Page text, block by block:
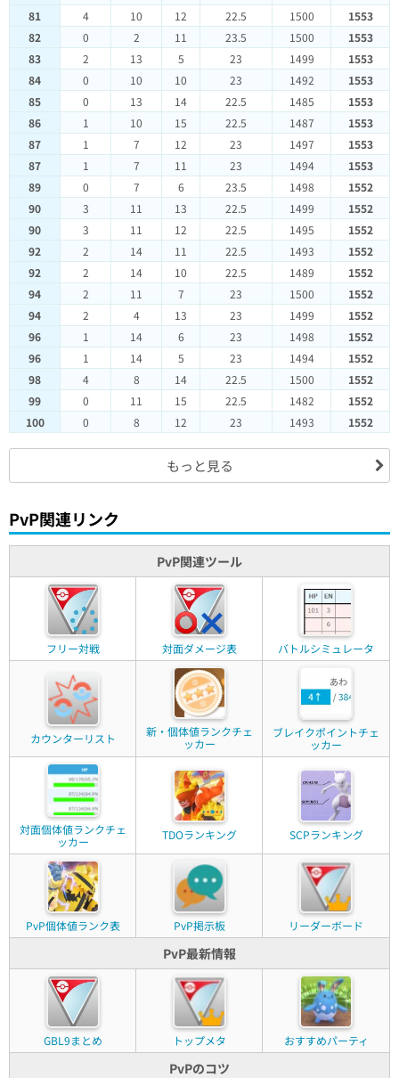
81
4 10 12 22.5 1500
1553
82
0 2 11 23.5 1500
1553
83
2 13 5 23 1499
1553
84
0 10 10 23 1492
1553
85
0 13 14 22.5 1485
1553
86
1 10 15 22.5 1487
1553
87
1 7 12 23 1497
1553
87
1 7 11 23 1494
1553
89
0 7 6 23.5 1498
1552
90
3 11 13 22.5 1499
1552
90
3 11 12 22.5 1495
1552
92
2 14 11 22.5 1493
1552
92
2 14 10 22.5 1489
1552
94
2 11 7 23 1500
1552
94
2 4 13 23 1499
1552
96
1 14 6 23 1498
1552
96
1 14 5 23 1494
1552
98
4 8 14 22.5 1500
1552
99
0 11 15 22.5 1482
1552
100
0 8 12 23 1493 1552
もっと見る
PvP関連リンク
PvP関連ツール
フリー対戦 対面ダメージ表 バトルシミュレータ
カウンターリスト
新・個体値ランクチェ
ッカー
ブレイクポイントチェ
ッカー
対面個体値ランクチェ
ッカー
TDOランキング SCPランキング
PvP個体値ランク表 PvP掲示板 リーダーボード
PvP最新情報
GBL9まとめ トップメタ おすすめパーティ
PvPのコツ